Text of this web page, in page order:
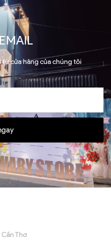
cửa hàng của chúng tôi
Cần Thơ